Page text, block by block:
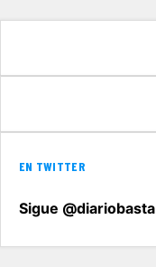
EN TWITTER
Sigue @diariobasta